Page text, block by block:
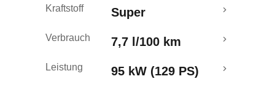
Kraftstoff Super
Verbrauch 7,7 l/100 km
Leistung 95 kW (129 PS)